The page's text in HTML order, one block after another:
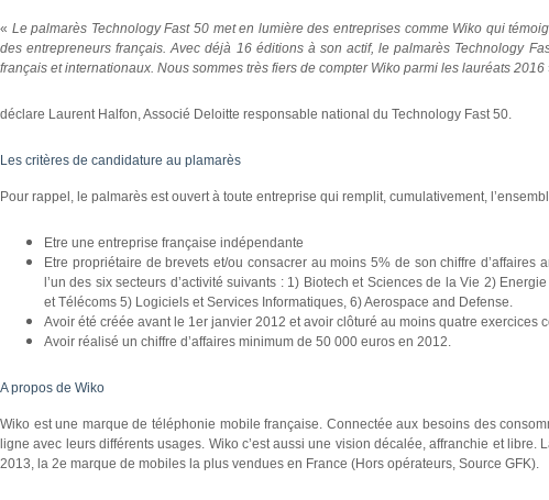
« Le palmarès Technology Fast 50 met en lumière des entreprises comme Wiko qui
des entrepreneurs français. Avec déjà 16 éditions à son actif, le palmarès Technology
français et internationaux. Nous sommes très fiers de compter Wiko parmi les lauréats 2016
déclare Laurent Halfon, Associé Deloitte responsable national du Technology Fast 50.
Les critères de candidature au plamarès
Pour rappel, le palmarès est ouvert à toute entreprise qui remplit, cumulativement,
Etre une entreprise française indépendante
Etre propriétaire de brevets et/ou consacrer au moins 5% de son chiffre
l’un des six secteurs d’activité suivants : 1) Biotech et Sciences de la Vie 2)
et Télécoms 5) Logiciels et Services Informatiques, 6) Aerospace and Defense.
Avoir été créée avant le 1er janvier 2012 et avoir clôturé au moins quatre exercices
Avoir réalisé un chiffre d’affaires minimum de 50 000 euros en 2012.
A propos de Wiko
Wiko est une marque de téléphonie mobile française. Connectée aux besoins des
ligne avec leurs différents usages. Wiko c’est aussi une vision décalée, affranchie et
2013, la 2e marque de mobiles la plus vendues en France (Hors opérateurs, Source GFK).